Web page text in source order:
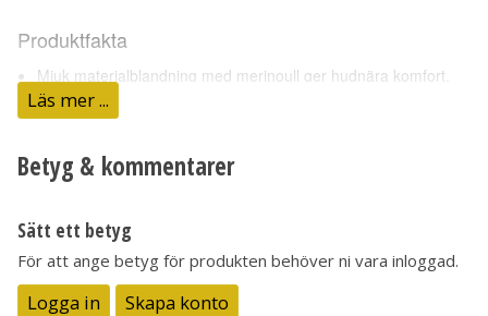
Produktfakta
Mjuk materialblandning med merinoull ger hudnära komfort.
Tencel håller dig sval och transporterar bort fukt från kroppen.
En bröstficka som stängs med knapp.
Återvunna och återvinningsbara polyesterknappar.
Material:
Main material: 33% Cotton, 29,5% Cotton-Organic, 29,5%
Läs mer ...
Betyg & kommentarer
Sätt ett betyg
För att ange betyg för produkten behöver ni vara inloggad.
Logga in Skapa konto